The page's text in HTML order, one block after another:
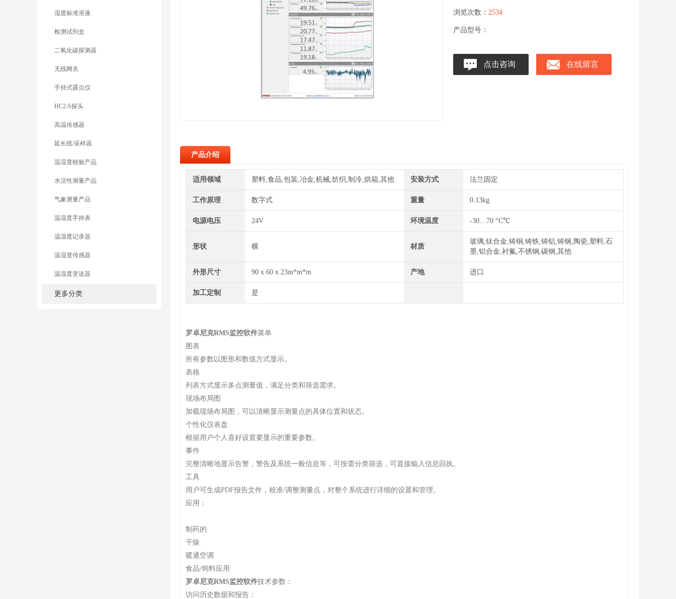
湿度标准溶液
检测试剂盒
二氧化碳探测器
无线网关
手持式露点仪
HC2-S探头
高温传感器
延长线/采样器
温湿度校验产品
水活性测量产品
气象测量产品
温湿度手持表
温湿度记录器
温湿度传感器
温湿度变送器
更多分类
浏览次数： 2534
产品型号：
点击咨询 在线留言
产品介绍
适用领域 塑料,食品,包装,冶金,机械,纺织,制冷,烘箱,其他 安装方式 法兰固定
工作原理 数字式 重量 0.13kg
电源电压 24V 环境温度 -30…70 °C℃
形状 横 材质
玻璃,钛合金,铸铜,铸铁,铸铝,铸钢,陶瓷,塑料,石
墨,铝合金,衬氟,不锈钢,碳钢,其他
外形尺寸 90 x 60 x 23m*m*m 产地 进口
加工定制 是
罗卓尼克RMS监控软件菜单
图表
所有参数以图形和数值方式显示。
表格
列表方式显示多点测量值，满足分类和筛选需求。
现场布局图
加载现场布局图，可以清晰显示测量点的具体位置和状态。
个性化仪表盘
根据用户个人喜好设置要显示的重要参数。
事件
完整清晰地显示告警，警告及系统一般信息等，可按需分类筛选，可直接输入信息回执。
工具
用户可生成PDF报告文件，校准/调整测量点，对整个系统进行详细的设置和管理。
应用：
制药的
干燥
暖通空调
食品/饲料应用
罗卓尼克RMS监控软件技术参数：
访问历史数据和报告：